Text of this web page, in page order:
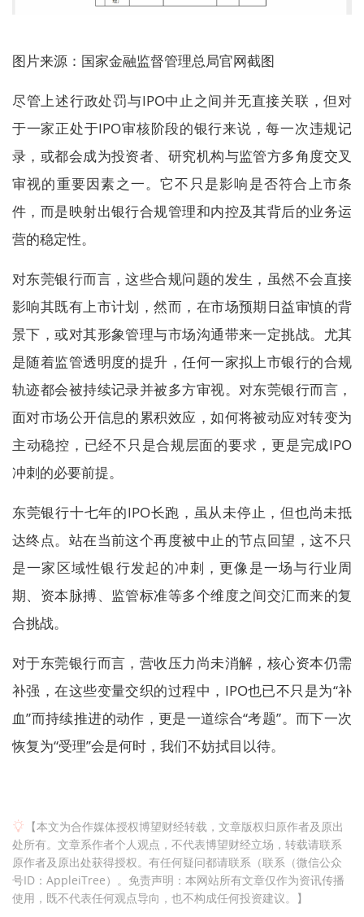
图片来源：国家金融监督管理总局官网截图
尽管上述行政处罚与IPO中止之间并无直接关联，但对
于一家正处于IPO审核阶段的银行来说，每一次违规记
录，或都会成为投资者、研究机构与监管方多角度交叉
审视的重要因素之一。它不只是影响是否符合上市条
件，而是映射出银行合规管理和内控及其背后的业务运
营的稳定性。
对东莞银行而言，这些合规问题的发生，虽然不会直接
影响其既有上市计划，然而，在市场预期日益审慎的背
景下，或对其形象管理与市场沟通带来一定挑战。尤其
是随着监管透明度的提升，任何一家拟上市银行的合规
轨迹都会被持续记录并被多方审视。对东莞银行而言，
面对市场公开信息的累积效应，如何将被动应对转变为
主动稳控，已经不只是合规层面的要求，更是完成IPO
冲刺的必要前提。
东莞银行十七年的IPO长跑，虽从未停止，但也尚未抵
达终点。站在当前这个再度被中止的节点回望，这不只
是一家区域性银行发起的冲刺，更像是一场与行业周
期、资本脉搏、监管标准等多个维度之间交汇而来的复
合挑战。
对于东莞银行而言，营收压力尚未消解，核心资本仍需
补强，在这些变量交织的过程中，IPO也已不只是为“补
血”而持续推进的动作，更是一道综合“考题”。而下一次
恢复为“受理”会是何时，我们不妨拭目以待。
【本文为合作媒体授权博望财经转载，文章版权归原作者及原出
处所有。文章系作者个人观点，不代表博望财经立场，转载请联系
原作者及原出处获得授权。有任何疑问都请联系（联系（微信公众
号ID：AppleiTree）。免责声明：本网站所有文章仅作为资讯传播
使用，既不代表任何观点导向，也不构成任何投资建议。】